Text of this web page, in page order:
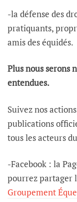
-la défense des
pratiquants,
amis des équidés.
Plus nous serons
entendues.
Suivez nos
publications
tous les acteurs
-Facebook : la
pourrez partager
Groupement